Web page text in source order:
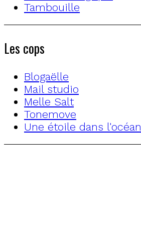
Tambouille
Les cops
Blogaëlle
Mail studio
Melle Salt
Tonemove
Une étoile dans l'océan